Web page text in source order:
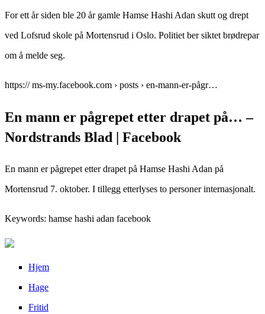
For ett år siden ble 20 år gamle Hamse Hashi Adan skutt og drept
ved Lofsrud skole på Mortensrud i Oslo. Politiet ber siktet brødrepar
om å melde seg.
https:// ms-my.facebook.com › posts › en-mann-er-pågr…
En mann er pågrepet etter drapet på… –
Nordstrands Blad | Facebook
En mann er pågrepet etter drapet på Hamse Hashi Adan på
Mortensrud 7. oktober. I tillegg etterlyses to personer internasjonalt.
Keywords: hamse hashi adan facebook
Hjem
Hage
Fritid